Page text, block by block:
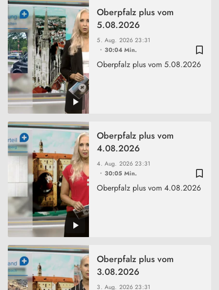
bookmark_border
5. Aug. 202623:31
30:04 Min.
Oberpfalz plus vom
5.08.2026
Oberpfalz plus vom 5.08.2026
bookmark_border
4. Aug. 202623:31
30:05 Min.
Oberpfalz plus vom
4.08.2026
Oberpfalz plus vom 4.08.2026
3. Aug. 202623:31
Oberpfalz plus vom
3.08.2026